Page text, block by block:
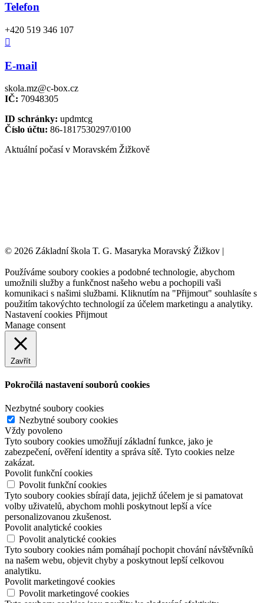
Telefon
+420 519 346 107

E-mail
skola.mz@c-box.cz
IČ: 70948305
ID schránky: updmtcg
Číslo účtu: 86-1817530297/0100
Aktuální počasí v Moravském Žižkově
© 2026 Základní škola T. G. Masaryka Moravský Žižkov |
Používáme soubory cookies a podobné technologie, abychom
umožnili služby a funkčnost našeho webu a pochopili vaši
komunikaci s našimi službami. Kliknutím na "Přijmout" souhlasíte s
použitím takovýchto technologií za účelem marketingu a analytiky.
Nastavení cookies Přijmout
Manage consent
Zavřít
Pokročilá nastavení souborů cookies
Nezbytné soubory cookies
Nezbytné soubory cookies
Vždy povoleno
Tyto soubory cookies umožňují základní funkce, jako je
zabezpečení, ověření identity a správa sítě. Tyto cookies nelze
zakázat.
Povolit funkční cookies
Povolit funkční cookies
Tyto soubory cookies sbírají data, jejichž účelem je si pamatovat
volby uživatelů, abychom mohli poskytnout lepší a více
personalizovanou zkušenost.
Povolit analytické cookies
Povolit analytické cookies
Tyto soubory cookies nám pomáhají pochopit chování návštěvníků
na našem webu, objevit chyby a poskytnout lepší celkovou
analytiku.
Povolit marketingové cookies
Povolit marketingové cookies